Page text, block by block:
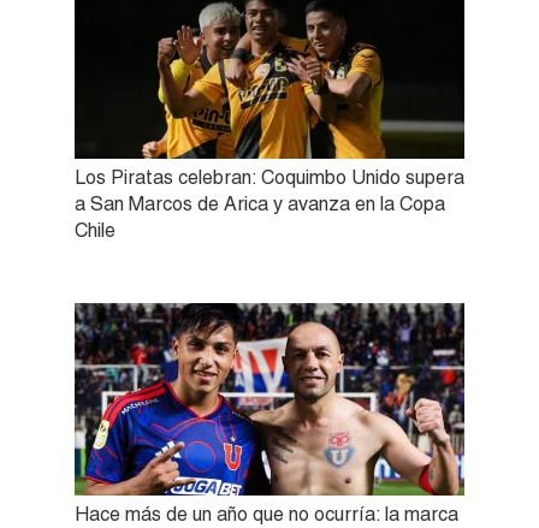
Los Piratas celebran: Coquimbo Unido supera
a San Marcos de Arica y avanza en la Copa
Chile
Hace más de un año que no ocurría: la marca